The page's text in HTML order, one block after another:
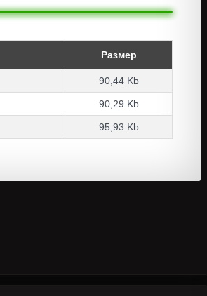
Размер
90,44 Kb
90,29 Kb
95,93 Kb